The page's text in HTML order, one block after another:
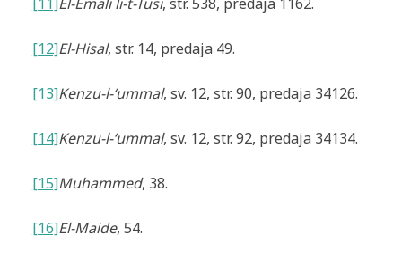
[12]El-Hisal, str. 14, predaja 49.
[13]Kenzu-l-‘ummal, sv. 12, str. 90, predaja 34126.
[14]Kenzu-l-‘ummal, sv. 12, str. 92, predaja 34134.
[15]Muhammed, 38.
[16]El-Maide, 54.